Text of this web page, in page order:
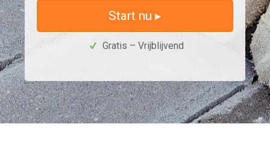
Start nu ▸
Gratis – Vrijblijvend